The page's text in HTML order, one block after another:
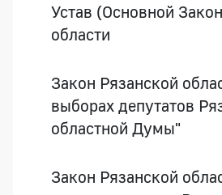
Устав (Основной
области
Закон Рязанской
выборах депутатов
областной Думы"
Закон Рязанской